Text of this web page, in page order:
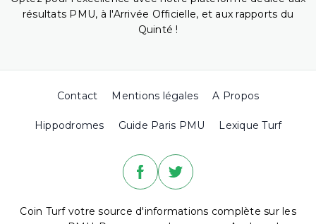
résultats PMU, à l'Arrivée Officielle, et aux rapports du
Quinté !
Contact Mentions légales A Propos
Hippodromes Guide Paris PMU Lexique Turf
Coin Turf votre source d'informations complète sur les